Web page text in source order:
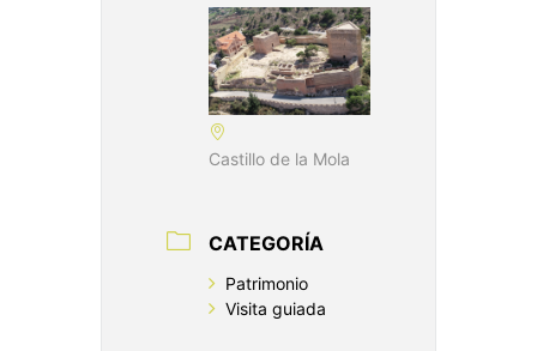
Castillo de la Mola
CATEGORÍA
Patrimonio
Visita guiada